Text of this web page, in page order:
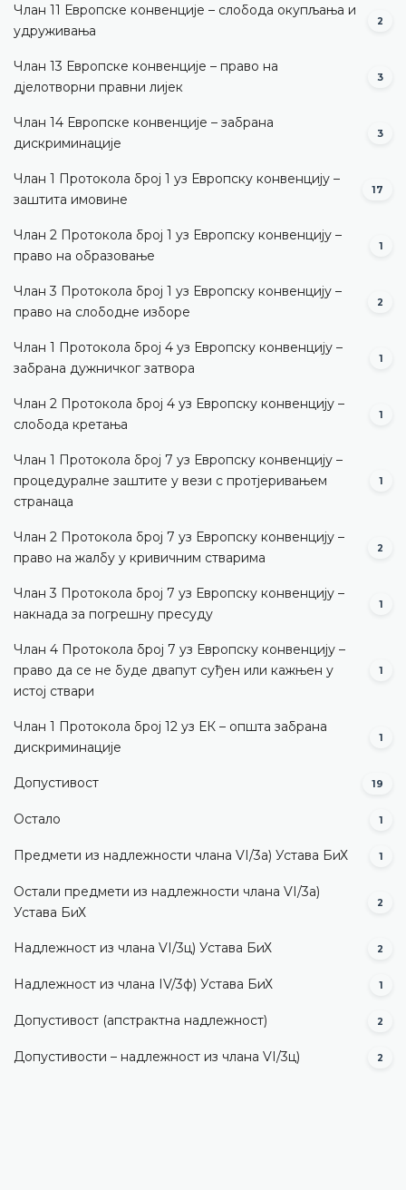
Члан 11 Европске конвенције – слобода окупљања и
удруживања
2
Члан 13 Европске конвенције – право на
дјелотворни правни лијек
3
Члан 14 Европске конвенције – забрана
дискриминације
3
Члан 1 Протокола број 1 уз Европску конвенцију –
заштита имовине
17
Члан 2 Протокола број 1 уз Европску конвенцију –
право на образовање
1
Члан 3 Протокола број 1 уз Европску конвенцију –
право на слободне изборе
2
Члан 1 Протокола број 4 уз Европску конвенцију –
забрана дужничког затвора
1
Члан 2 Протокола број 4 уз Европску конвенцију –
слобода кретања
1
Члан 1 Протокола број 7 уз Европску конвенцију –
процедуралне заштите у вези с протјеривањем
странаца
1
Члан 2 Протокола број 7 уз Европску конвенцију –
право на жалбу у кривичним стварима
2
Члан 3 Протокола број 7 уз Европску конвенцију –
накнада за погрешну пресуду
1
Члан 4 Протокола број 7 уз Европску конвенцију –
право да се не буде двапут суђен или кажњен у
истој ствари
1
Члан 1 Протокола број 12 уз ЕК – општа забрана
дискриминације
1
Допустивост 19
Остало 1
Предмети из надлежности члана VI/3а) Устава БиХ 1
Остали предмети из надлежности члана VI/3а)
Устава БиХ
2
Надлежност из члана VI/3ц) Устава БиХ 2
Надлежност из члана IV/3ф) Устава БиХ 1
Допустивост (aпстрактна надлежност) 2
Допустивости – надлежност из члана VI/3ц) 2